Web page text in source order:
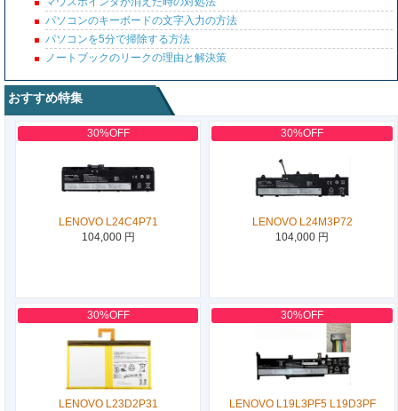
パソコンのキーボードの文字入力の方法
パソコンを5分で掃除する方法
ノートブックのリークの理由と解決策
おすすめ特集
30%OFF
LENOVO L24C4P71
104,000 円
30%OFF
LENOVO L24M3P72
104,000 円
30%OFF
LENOVO L23D2P31
30%OFF
LENOVO L19L3PF5 L19D3PF